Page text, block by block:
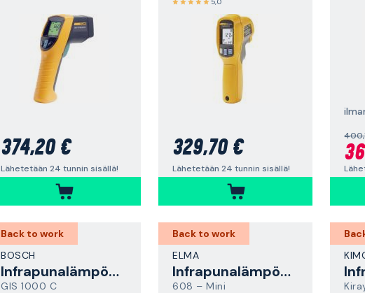
374,20 €
Lähetetään 24 tunnin sisällä!
329,70 €
Lähetetään 24 tunnin sisällä!
Back to work
BOSCH
Infrapunalämpömittari
GIS 1000 C
Back to work
ELMA
Infrapunalämpömittari
608 – Mini